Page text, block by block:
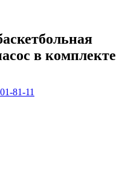
в комплекте
81-11